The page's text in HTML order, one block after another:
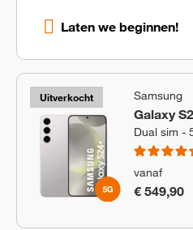
Laten we beginnen!
Uitverkocht Samsung
Galaxy
Dual sim -
vanaf
€ 549,90